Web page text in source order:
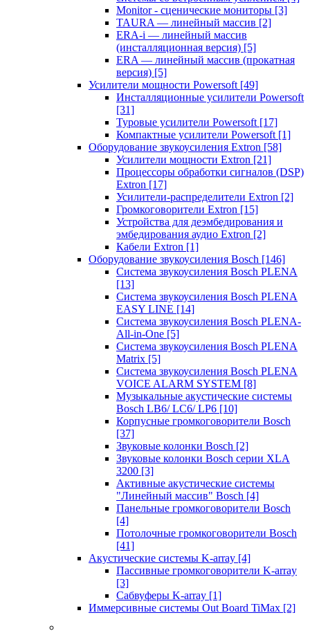
Monitor - сценические мониторы [3]
TAURA — линейный массив [2]
ERA-i — линейный массив
(инсталляционная версия) [5]
ERA — линейный массив (прокатная
версия) [5]
Усилители мощности Powersoft [49]
Инсталляционные усилители Powersoft
[31]
Туровые усилители Powersoft [17]
Компактные усилители Powersoft [1]
Оборудование звукоусиления Extron [58]
Усилители мощности Extron [21]
Процессоры обработки сигналов (DSP)
Extron [17]
Усилители-распределители Extron [2]
Громкоговорители Extron [15]
Устройства для деэмбедирования и
эмбедирования аудио Extron [2]
Кабели Extron [1]
Оборудование звукоусиления Bosch [146]
Система звукоусиления Bosch PLENA
[13]
Система звукоусиления Bosch PLENA
EASY LINE [14]
Система звукоусиления Bosch PLENA-
All-in-One [5]
Система звукоусиления Bosch PLENA
Matrix [5]
Система звукоусиления Bosch PLENA
VOICE ALARM SYSTEM [8]
Музыкальные акустические системы
Bosch LB6/ LC6/ LP6 [10]
Корпусные громкоговорители Bosch
[37]
Звуковые колонки Bosch [2]
Звуковые колонки Bosch серии XLA
3200 [3]
Активные акустические системы
"Линейный массив" Bosch [4]
Панельные громкоговорители Bosch
[4]
Потолочные громкоговорители Bosch
[41]
Акустические системы K-array [4]
Пассивные громкоговорители K-array
[3]
Сабвуферы K-array [1]
Иммерсивные системы Out Board TiMax [2]